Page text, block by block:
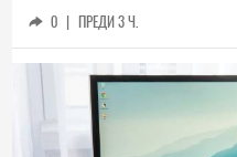
0 | ПРЕДИ 3 Ч.